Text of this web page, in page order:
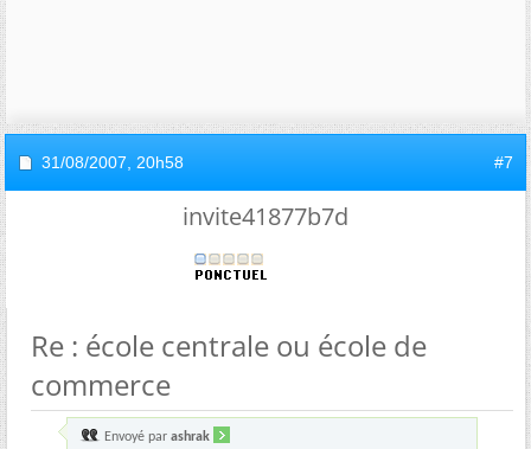
31/08/2007, 20h58 #7
invite41877b7d
Re : école centrale ou école de
commerce
Envoyé par ashrak